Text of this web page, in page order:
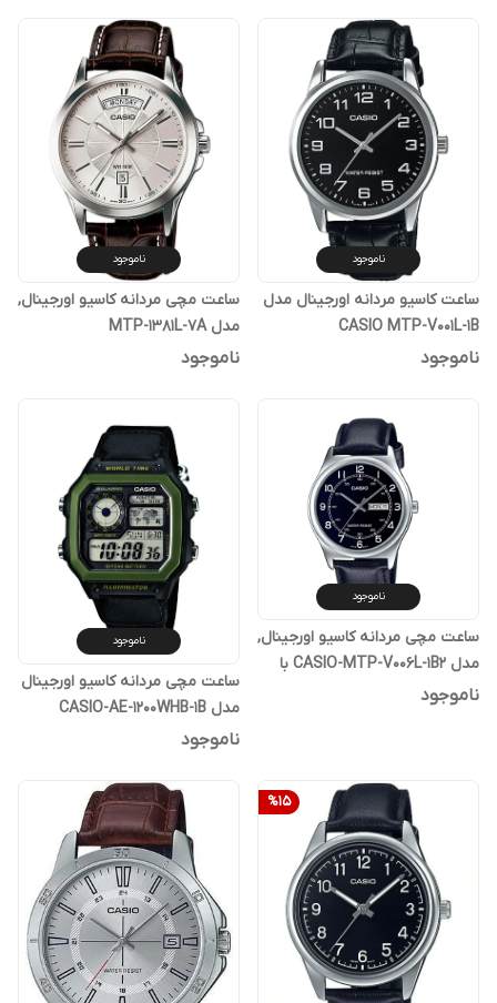
ناموجود
ساعت کاسیو مردانه اورجینال مدل
CASIO MTP-V001L-1B
ناموجود
ناموجود
ساعت مچی مردانه کاسیو اورجینال,
مدل MTP-1381L-7A
ناموجود
ناموجود
ساعت مچی مردانه کاسیو اورجینال,
مدل CASIO-MTP-V006L-1B2 با
گارانتی یکساله پوزیترون
ناموجود
ناموجود
ساعت مچی مردانه کاسیو اورجینال
مدل CASIO-AE-1200WHB-1B
ناموجود
%15